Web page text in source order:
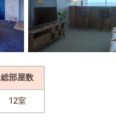
総部屋数
12室